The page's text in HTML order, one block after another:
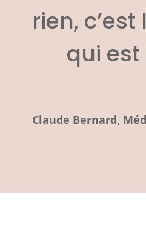
rien,
qui est
Claude Bernard,